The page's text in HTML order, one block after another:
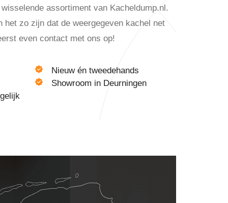
assortiment van Kacheldump.nl.
het zo zijn dat de weergegeven kachel net
even contact met ons op!
Nieuw én tweedehands
Showroom in Deurningen